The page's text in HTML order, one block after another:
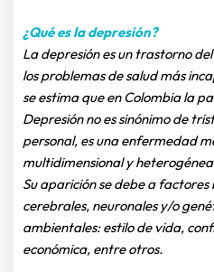
¿Qué es la depresión?
La depresión es un trastorno
los problemas de salud más
se estima que en Colombia la
Depresión no es sinónimo de
personal, es una enfermedad
multidimensional y
Su aparición se debe a
cerebrales, neuronales y/o
ambientales: estilo de vida,
económica, entre otros.